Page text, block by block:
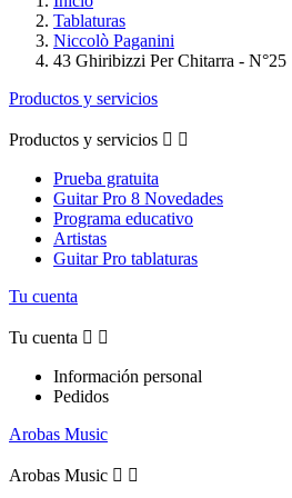
Tablaturas
Niccolò Paganini
43 Ghiribizzi Per Chitarra - N°25
Productos y servicios
Productos y servicios  
Prueba gratuita
Guitar Pro 8 Novedades
Programa educativo
Artistas
Guitar Pro tablaturas
Tu cuenta
Tu cuenta  
Información personal
Pedidos
Arobas Music
Arobas Music  